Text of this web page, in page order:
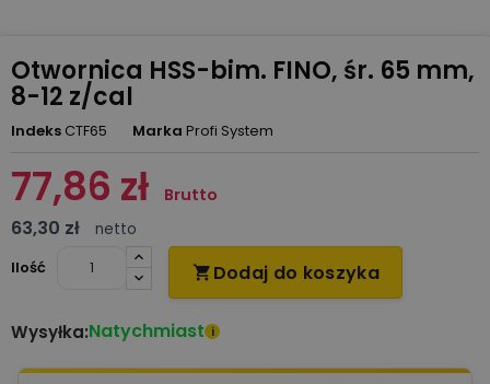
Otwornica HSS-bim. FINO, śr. 65 mm,
8-12 z/cal
Indeks CTF65 Marka Profi System
77,86 zł Brutto
63,30 zł
netto
Ilość
 Dodaj do koszyka
Wysyłka:Natychmiast i